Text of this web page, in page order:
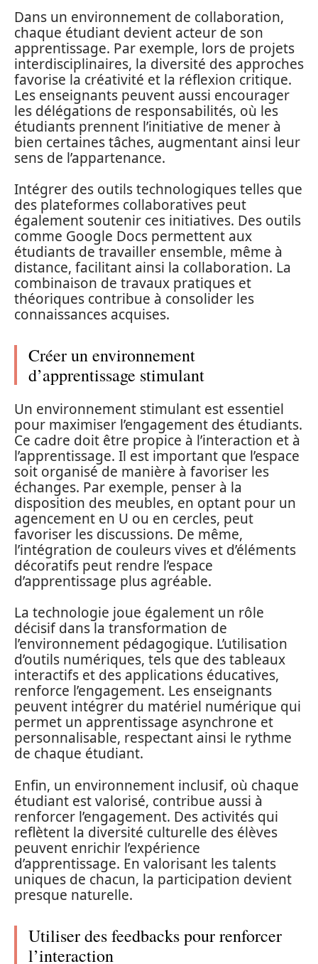
Dans un environnement de collaboration,
chaque étudiant devient acteur de son
apprentissage. Par exemple, lors de projets
interdisciplinaires, la diversité des approches
favorise la créativité et la réflexion critique.
Les enseignants peuvent aussi encourager
les délégations de responsabilités, où les
étudiants prennent l’initiative de mener à
bien certaines tâches, augmentant ainsi leur
sens de l’appartenance.
Intégrer des outils technologiques telles que
des plateformes collaboratives peut
également soutenir ces initiatives. Des outils
comme Google Docs permettent aux
étudiants de travailler ensemble, même à
distance, facilitant ainsi la collaboration. La
combinaison de travaux pratiques et
théoriques contribue à consolider les
connaissances acquises.
Créer un environnement
d’apprentissage stimulant
Un environnement stimulant est essentiel
pour maximiser l’engagement des étudiants.
Ce cadre doit être propice à l’interaction et à
l’apprentissage. Il est important que l’espace
soit organisé de manière à favoriser les
échanges. Par exemple, penser à la
disposition des meubles, en optant pour un
agencement en U ou en cercles, peut
favoriser les discussions. De même,
l’intégration de couleurs vives et d’éléments
décoratifs peut rendre l’espace
d’apprentissage plus agréable.
La technologie joue également un rôle
décisif dans la transformation de
l’environnement pédagogique. L’utilisation
d’outils numériques, tels que des tableaux
interactifs et des applications éducatives,
renforce l’engagement. Les enseignants
peuvent intégrer du matériel numérique qui
permet un apprentissage asynchrone et
personnalisable, respectant ainsi le rythme
de chaque étudiant.
Enfin, un environnement inclusif, où chaque
étudiant est valorisé, contribue aussi à
renforcer l’engagement. Des activités qui
reflètent la diversité culturelle des élèves
peuvent enrichir l’expérience
d’apprentissage. En valorisant les talents
uniques de chacun, la participation devient
presque naturelle.
Utiliser des feedbacks pour renforcer
l’interaction